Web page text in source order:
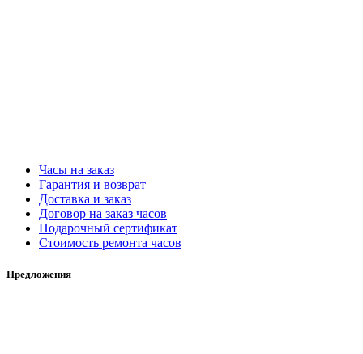
Часы на заказ
Гарантия и возврат
Доставка и заказ
Договор на заказ часов
Подарочный сертификат
Стоимость ремонта часов
Предложения